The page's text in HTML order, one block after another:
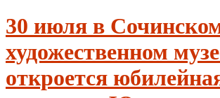
30 июля в
художественном
откроется